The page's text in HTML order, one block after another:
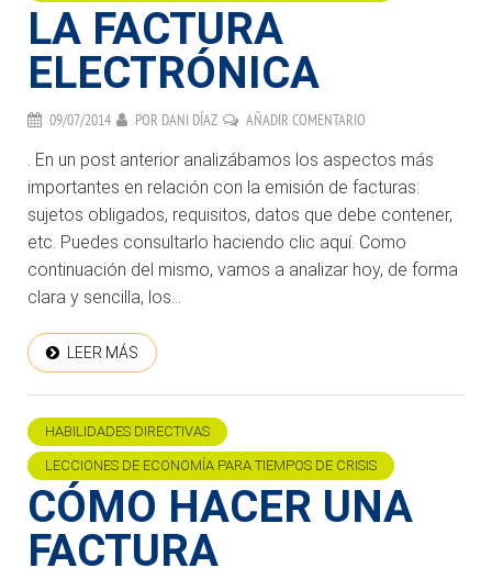
LA FACTURA
ELECTRÓNICA
09/07/2014 POR DANI DÍAZ AÑADIR COMENTARIO
. En un post anterior analizábamos los aspectos más
importantes en relación con la emisión de facturas:
sujetos obligados, requisitos, datos que debe contener,
etc. Puedes consultarlo haciendo clic aquí. Como
continuación del mismo, vamos a analizar hoy, de forma
clara y sencilla, los...
LEER MÁS
HABILIDADES DIRECTIVAS
LECCIONES DE ECONOMÍA PARA TIEMPOS DE CRISIS
CÓMO HACER UNA
FACTURA